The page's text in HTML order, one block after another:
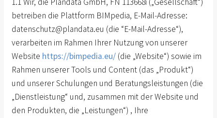
betreiben die Plattform BIMpedia, E-Mail-Adresse:
datenschutz@plandata.eu (die “E-Mail-Adresse“),
verarbeiten im Rahmen Ihrer Nutzung von unserer
Website https://bimpedia.eu/ (die „Website“) sowie im
Rahmen unserer Tools und Content (das „Produkt“)
und unserer Schulungen und Beratungsleistungen (die
„Dienstleistung“ und, zusammen mit der Website und
den Produkten, die „Leistungen“) , Ihre